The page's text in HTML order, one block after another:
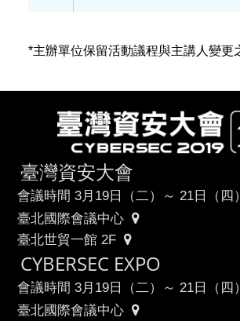
*主辦單位保留活動議程與主講人變更
臺灣資安大會
會議時間 3月19日（二）～ 21日（四）
臺北國際會議中心
臺北世貿一館 2F
CYBERSEC EXPO
會議時間 3月19日（二）～ 21日（四）
臺北國際會議中心